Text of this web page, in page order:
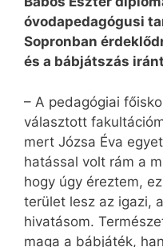
óvodapedagógusi
Sopronban
és a bábjátszás
– A pedagógiai
választott
mert Józsa Éva
hatással volt rám a
hogy úgy éreztem,
terület lesz az igazi,
hivatásom.
maga a bábjáték,